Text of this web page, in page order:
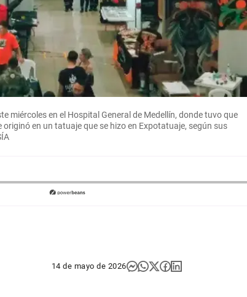
miércoles en el Hospital General de Medellín, donde tuvo que
en un tatuaje que se hizo en Expotatuaje, según sus
14 de mayo de 2026